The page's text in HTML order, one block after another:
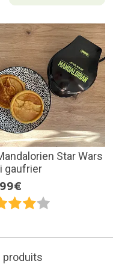
Star Wars
gaufrier
produits